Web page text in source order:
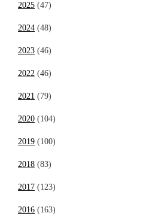
2025 (47)
2024 (48)
2023 (46)
2022 (46)
2021 (79)
2020 (104)
2019 (100)
2018 (83)
2017 (123)
2016 (163)